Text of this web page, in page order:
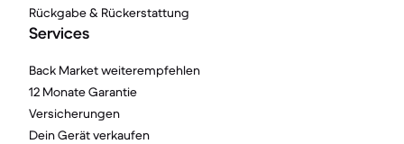
Rückgabe & Rückerstattung
Services
Back Market weiterempfehlen
12 Monate Garantie
Versicherungen
Dein Gerät verkaufen